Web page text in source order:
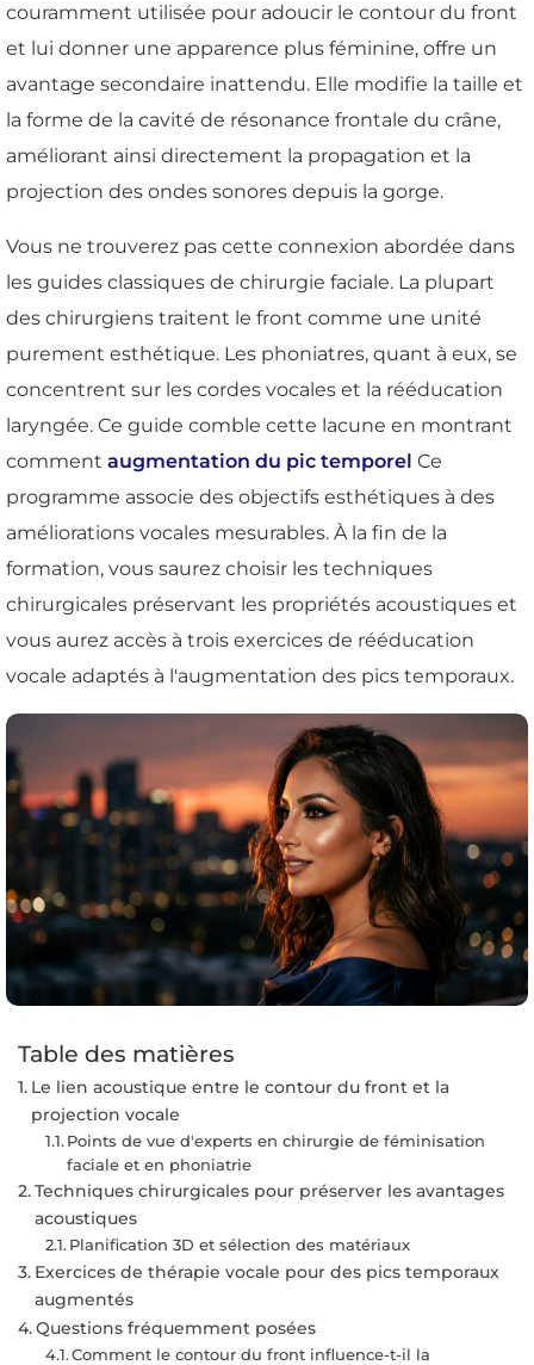
couramment utilisée pour adoucir le contour du front
et lui donner une apparence plus féminine, offre un
avantage secondaire inattendu. Elle modifie la taille et
la forme de la cavité de résonance frontale du crâne,
améliorant ainsi directement la propagation et la
projection des ondes sonores depuis la gorge.
Vous ne trouverez pas cette connexion abordée dans
les guides classiques de chirurgie faciale. La plupart
des chirurgiens traitent le front comme une unité
purement esthétique. Les phoniatres, quant à eux, se
concentrent sur les cordes vocales et la rééducation
laryngée. Ce guide comble cette lacune en montrant
comment augmentation du pic temporel Ce
programme associe des objectifs esthétiques à des
améliorations vocales mesurables. À la fin de la
formation, vous saurez choisir les techniques
chirurgicales préservant les propriétés acoustiques et
vous aurez accès à trois exercices de rééducation
vocale adaptés à l'augmentation des pics temporaux.
Table des matières
Le lien acoustique entre le contour du front et la
projection vocale
Points de vue d'experts en chirurgie de féminisation
faciale et en phoniatrie
Techniques chirurgicales pour préserver les avantages
acoustiques
Planification 3D et sélection des matériaux
Exercices de thérapie vocale pour des pics temporaux
augmentés
Questions fréquemment posées
Comment le contour du front influence-t-il la